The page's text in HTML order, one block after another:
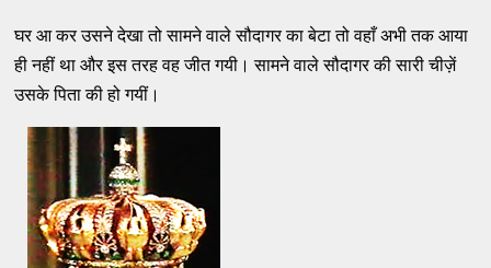
घर आ कर उसने देखा तो सामने वाले सौदागर का बेटा तो वहाँ अभी तक आया
ही नहीं था और इस तरह वह जीत गयी। सामने वाले सौदागर की सारी चीज़ें
उसके पिता की हो गयीं।